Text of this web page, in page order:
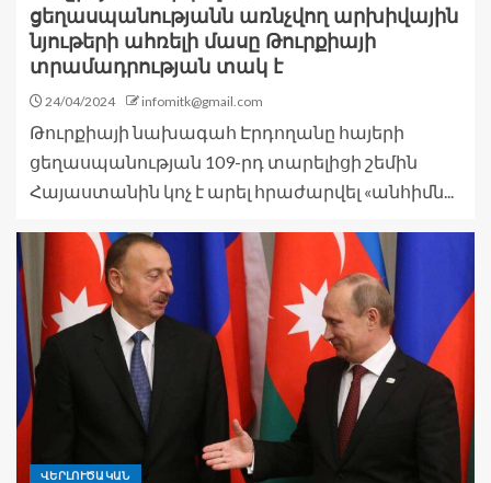
ցեղասպանությանն առնչվող արխիվային
նյութերի ահռելի մասը Թուրքիայի
տրամադրության տակ է
24/04/2024 infomitk@gmail.com
Թուրքիայի նախագահ Էրդողանը հայերի
ցեղասպանության 109-րդ տարելիցի շեմին
Հայաստանին կոչ է արել հրաժարվել «անհիմն...
ՎԵՐԼՈՒԾԱԿԱՆ